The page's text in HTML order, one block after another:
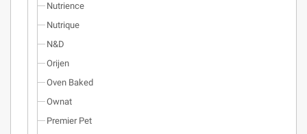
Nutrience
Nutrique
N&D
Orijen
Oven Baked
Ownat
Premier Pet